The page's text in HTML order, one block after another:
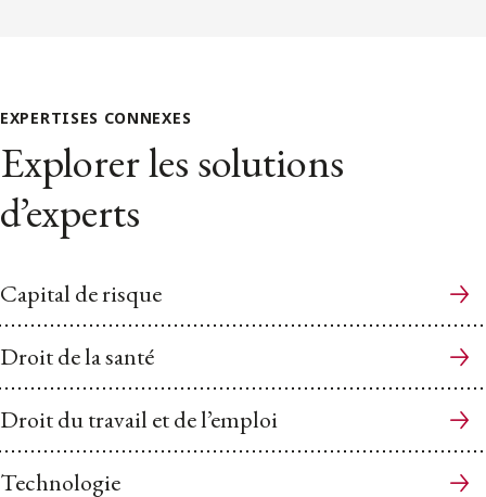
EXPERTISES CONNEXES
Explorer les solutions
d’experts
Capital de risque
Droit de la santé
Droit du travail et de l’emploi
Technologie